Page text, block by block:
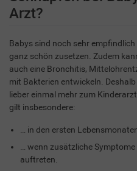
Arzt?
Babys sind noch sehr
ganz schön zusetzen. Zudem
auch eine Bronchitis,
mit Bakterien entwickeln.
lieber einmal mehr zum
gilt insbesondere:
… in den ersten
… wenn zusätzliche
auftreten.